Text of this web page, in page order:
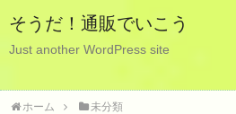
そうだ！通販でいこう
Just another WordPress site
ホーム 未分類